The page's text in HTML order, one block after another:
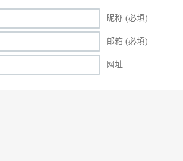
昵称 (必填)
邮箱 (必填)
网址